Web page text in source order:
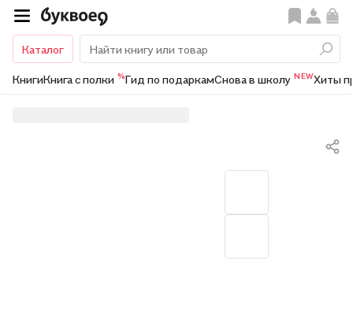
Каталог
КнигиКнига с полки %Гид по подаркамСнова в школу NEWХиты